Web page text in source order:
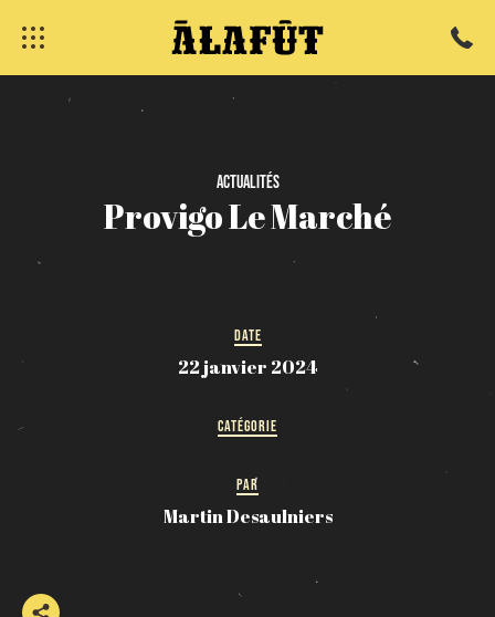
Actualités
ProvigoLeMarché
DATE
22 janvier 2024
CATÉGORIE
PAR
Martin Desaulniers